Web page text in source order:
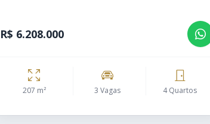
R$ 6.208.000
207 m² 3 Vagas 4 Quartos